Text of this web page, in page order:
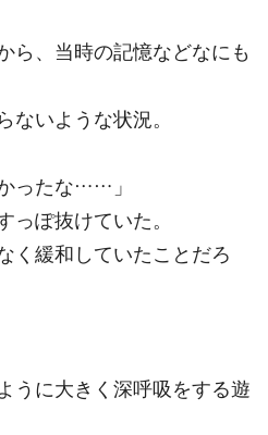
ら、当時の記憶などなにも
いような状況。
ったな……」
ぽ抜けていた。
く緩和していたことだろ
うに大きく深呼吸をする遊